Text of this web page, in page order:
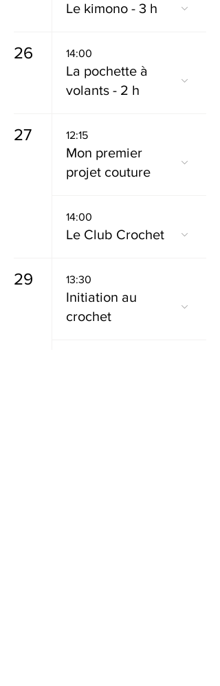
Le kimono - 3 h
26 14:00
La pochette à
volants - 2 h
27 12:15
Mon premier
projet couture
14:00
Le Club Crochet
29 13:30
Initiation au
crochet